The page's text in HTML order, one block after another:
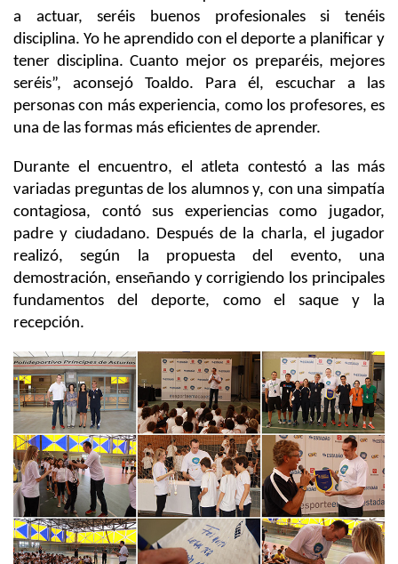
a actuar, seréis buenos profesionales si tenéis
disciplina. Yo he aprendido con el deporte a planificar y
tener disciplina. Cuanto mejor os preparéis, mejores
seréis”, aconsejó Toaldo. Para él, escuchar a las
personas con más experiencia, como los profesores, es
una de las formas más eficientes de aprender.
Durante el encuentro, el atleta contestó a las más
variadas preguntas de los alumnos y, con una simpatía
contagiosa, contó sus experiencias como jugador,
padre y ciudadano. Después de la charla, el jugador
realizó, según la propuesta del evento, una
demostración, enseñando y corrigiendo los principales
fundamentos del deporte, como el saque y la
recepción.